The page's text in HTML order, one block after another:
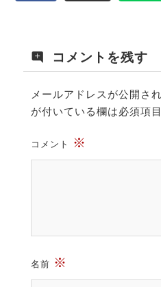
コメントを残す
メールアドレスが公開さ
が付いている欄は必須項
コメント ※
名前 ※